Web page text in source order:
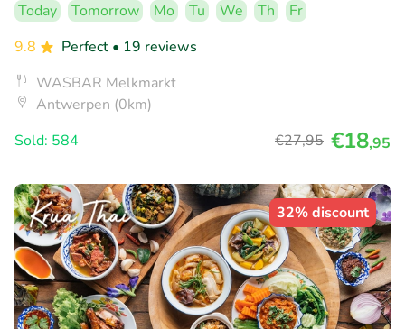
Today Tomorrow Mo Tu We Th
Fr
9.8
Perfect • 19 reviews
WASBAR Melkmarkt
Antwerpen (0km)
Sold: 584
€27,95 €18,95
32% discount